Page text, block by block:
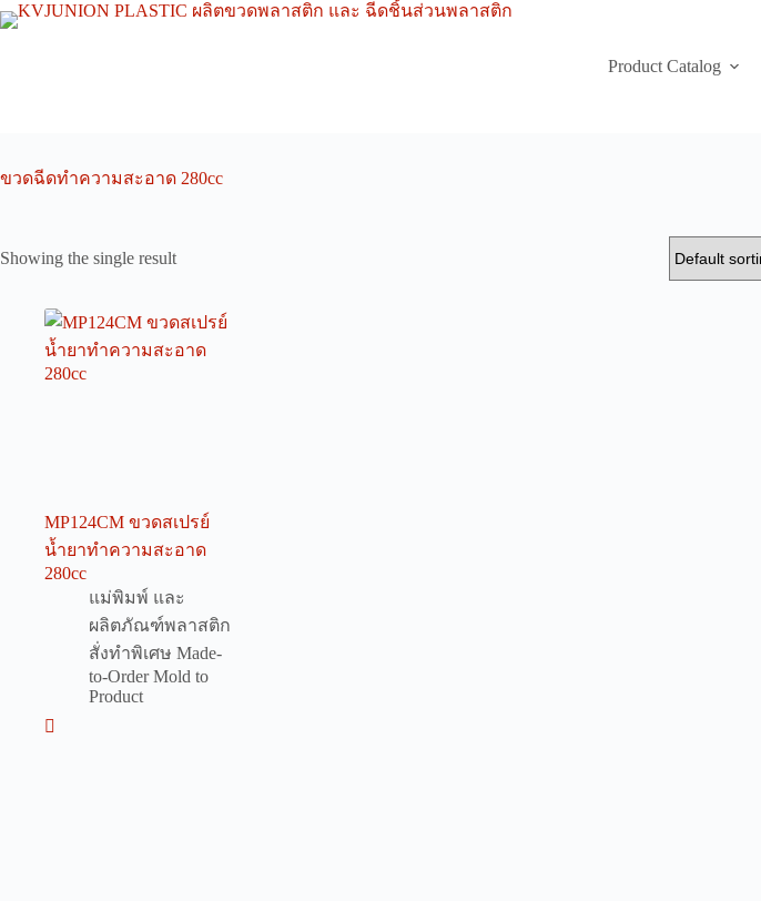
Skip
to
Product Catalog
ขวดฉีดทำความสะอาด 280cc
Showing the single result
MP124CM ขวดสเปรย์
น้ำยาทำความสะอาด
280cc
แม่พิมพ์ และ
ผลิตภัณฑ์พลาสติก
สั่งทำพิเศษ Made-
to-Order Mold to
Product